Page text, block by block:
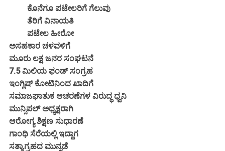
ಕೊನೆಗೂ ಪಟೇಲರಿಗೆ ಗೆಲುವು
ತೆರಿಗೆ ವಿನಾಯತಿ
ಪಟೇಲ ಹೀರೋ
ಅಸಹಕಾರ ಚಳವಳಿಗೆ
ಮೂರು ಲಕ್ಷ ಜನರ ಸಂಘಟನೆ
7.5 ಮಿಲಿಯ ಫಂಡ್ ಸಂಗ್ರಹ
ಇಂಗ್ಲಿಷ್ ಕೋಟಿನಿಂದ ಖಾದಿಗೆ
ಸಮಾಜಘಾತುಕ ಆಚರಣೆಗಳ ವಿರುದ್ಧ ಧ್ವನಿ
ಮುನ್ಸಿಪಲ್ ಅಧ್ಯಕ್ಷರಾಗಿ
ಆರೋಗ್ಯ ಶಿಕ್ಷಣ ಸುಧಾರಣೆ
ಗಾಂಧಿ ಸೆರೆಯಲ್ಲಿ ಇದ್ದಾಗ
ಸತ್ಯಾಗ್ರಹದ ಮುನ್ನಡೆ